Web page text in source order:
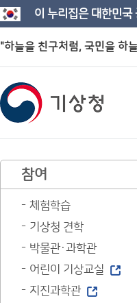
이 누리집은 대한민국
"하늘을 친구처럼, 국민을 하
참여
체험학습
기상청 견학
박물관·과학관
어린이 기상교실
지진과학관